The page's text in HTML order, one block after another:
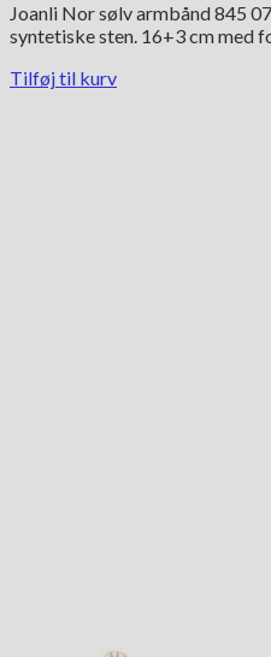
Joanli Nor sølv armbånd 845
syntetiske sten. 16+3 cm med
Tilføj til kurv